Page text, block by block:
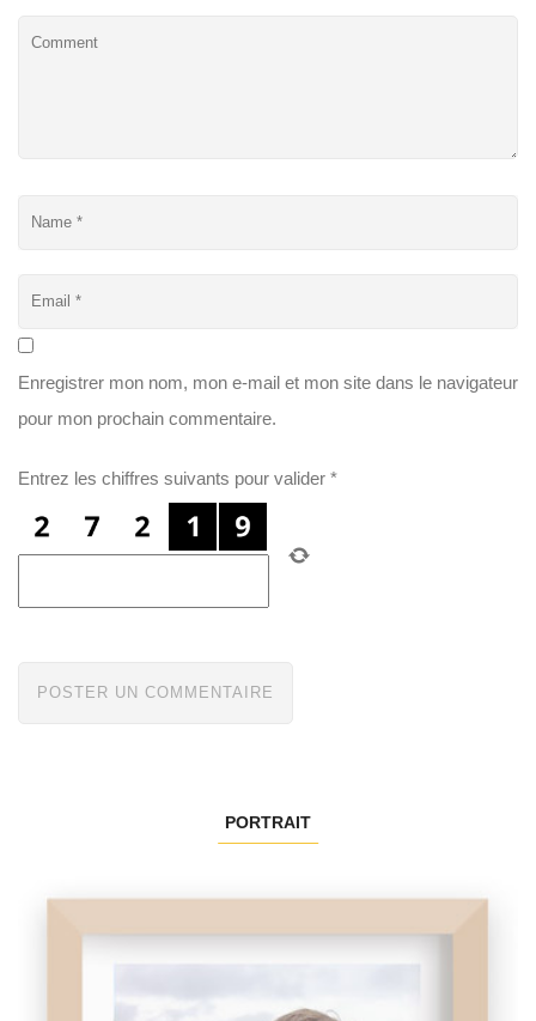
Enregistrer mon nom, mon e-mail et mon site dans le navigateur
pour mon prochain commentaire.
Entrez les chiffres suivants pour valider *
PORTRAIT